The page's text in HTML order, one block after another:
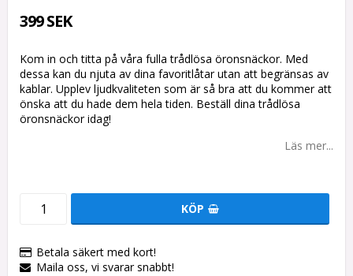
399 SEK
Kom in och titta på våra fulla trådlösa öronsnäckor. Med
dessa kan du njuta av dina favoritlåtar utan att begränsas av
kablar. Upplev ljudkvaliteten som är så bra att du kommer att
önska att du hade dem hela tiden. Beställ dina trådlösa
öronsnäckor idag!
Läs mer...
KÖP
Betala säkert med kort!
Maila oss, vi svarar snabbt!